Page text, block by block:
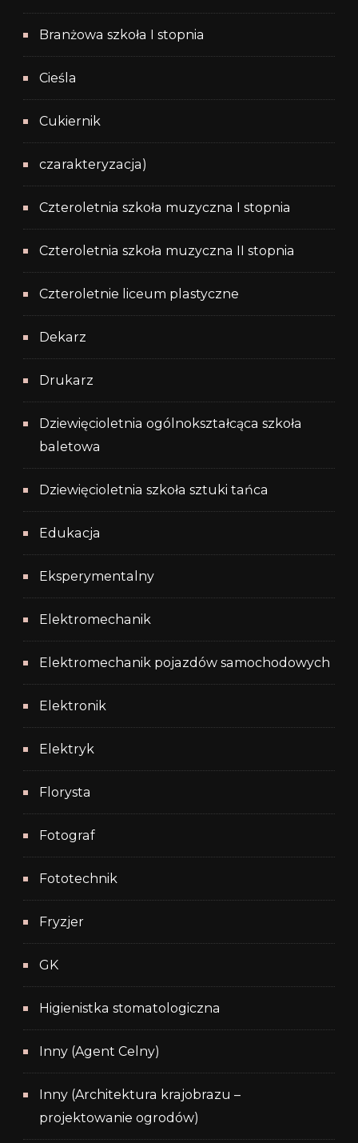
Branżowa szkoła I stopnia
Cieśla
Cukiernik
czarakteryzacja)
Czteroletnia szkoła muzyczna I stopnia
Czteroletnia szkoła muzyczna II stopnia
Czteroletnie liceum plastyczne
Dekarz
Drukarz
Dziewięcioletnia ogólnokształcąca szkoła
baletowa
Dziewięcioletnia szkoła sztuki tańca
Edukacja
Eksperymentalny
Elektromechanik
Elektromechanik pojazdów samochodowych
Elektronik
Elektryk
Florysta
Fotograf
Fototechnik
Fryzjer
GK
Higienistka stomatologiczna
Inny (Agent Celny)
Inny (Architektura krajobrazu –
projektowanie ogrodów)